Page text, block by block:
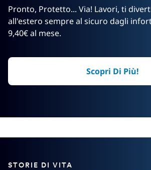
Pronto, Protetto... Via! Lavori, ti
all'estero sempre al sicuro dagli
9,40€ al mese.
Scopri Di Più!
STORIE DI VITA